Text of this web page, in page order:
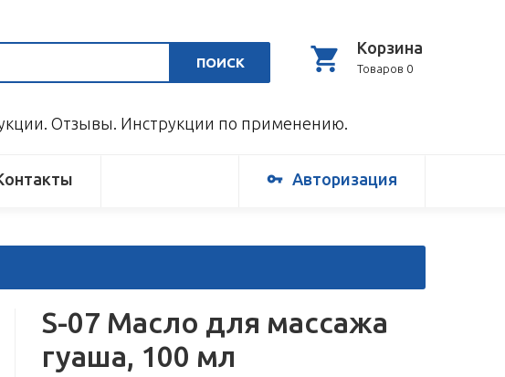
Корзина
Товаров 0
ПОИСК
Отзывы. Инструкции по применению.
Авторизация
S-07 Масло для массажа
гуаша, 100 мл